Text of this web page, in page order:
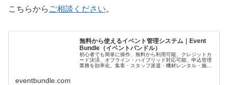
こちらから ご相談ください。
無料から使えるイベント管理システム｜Event
Bundle（イベントバンドル）
初心者でも簡単に操作、無料から利用可能、クレジットカ
ード決済、オフライン・ハイブリッド対応可能、申込管理
業務を効率化、集客・スタッフ派遣・機材レンタル・施工
eventbundle.com